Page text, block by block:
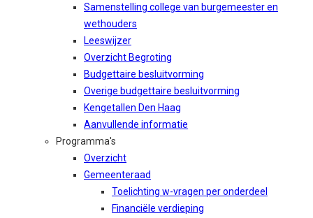
Samenstelling college van burgemeester en
wethouders
Leeswijzer
Overzicht Begroting
Budgettaire besluitvorming
Overige budgettaire besluitvorming
Kengetallen Den Haag
Aanvullende informatie
Programma's
Overzicht
Gemeenteraad
Toelichting w-vragen per onderdeel
Financiële verdieping